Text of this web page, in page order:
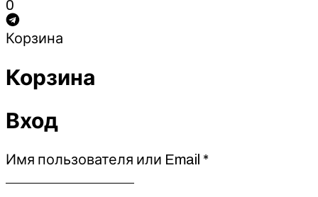
0
Корзина
Корзина
Вход
Имя пользователя или Email *Обязательно